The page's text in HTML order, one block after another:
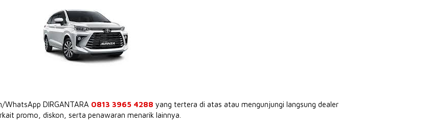
DIRGANTARA 0813 3965 4288 yang tertera di atas atau mengunjungi langsung dealer
promo, diskon, serta penawaran menarik lainnya.